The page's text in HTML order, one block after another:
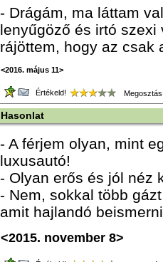
- Drágám, ma láttam
lenyűgöző és irtó
rájöttem, hogy az csak
<2016. május 11>
Értékeld!
Hasonlat
- A férjem olyan, mint
luxusautó!
- Olyan erős és jól néz
- Nem, sokkal több
amit hajlandó
<2015. november 8>